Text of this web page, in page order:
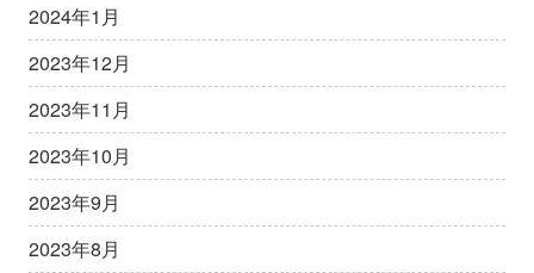
2024年1月
2023年12月
2023年11月
2023年10月
2023年9月
2023年8月